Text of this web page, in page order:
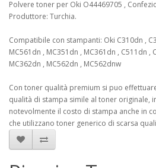
Polvere toner per Oki O44469705 ,
Produttore: Turchia.
Compatibile con stampanti: Oki C310dn ,
MC561dn , MC351dn , MC361dn , C511dn ,
MC362dn , MC562dn , MC562dnw
Con toner qualità premium si puo
qualità di stampa simile al toner originale,
notevolmente il costo di stampa anche in
che utilizzano toner generico di scarsa